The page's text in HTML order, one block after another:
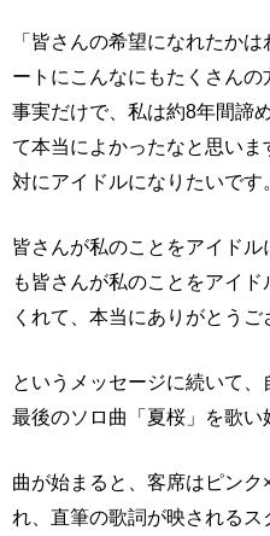
「皆さんの希望になれたか
ートにこんなにもたくさん
事実だけで、私は約8年間諦
て本当によかったなと思い
対にアイドルになりたいです。
皆さんが私のことをアイド
も皆さんが私のことをアイ
くれて、本当にありがとうご
というメッセージに続いて
最後のソロ曲「夏桜」を歌い
曲が始まると、客席はピン
れ、直筆の歌詞が映される